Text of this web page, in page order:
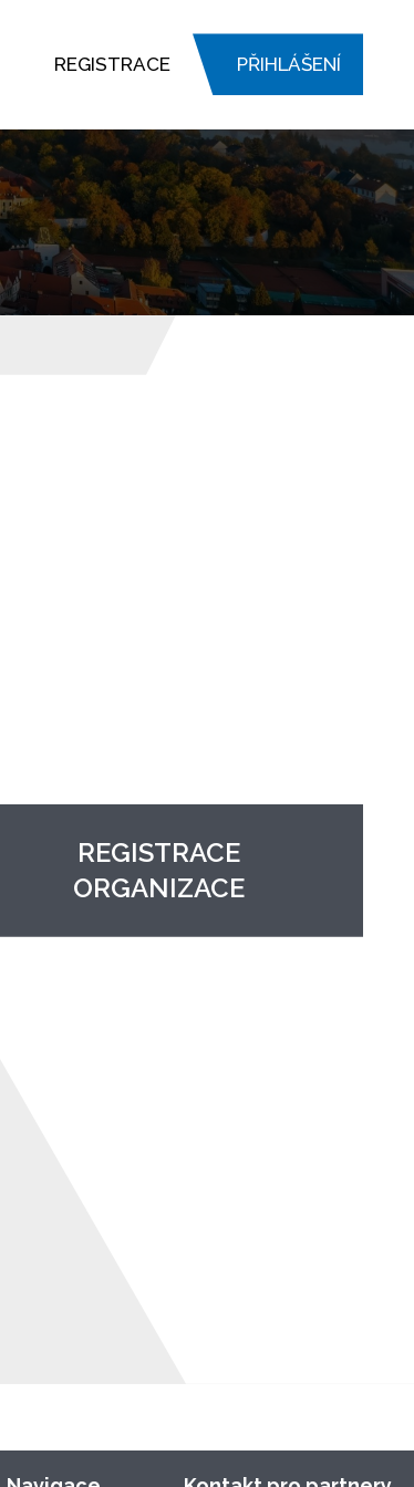
REGISTRACE PŘIHLÁŠENÍ
REGISTRACE
ORGANIZACE